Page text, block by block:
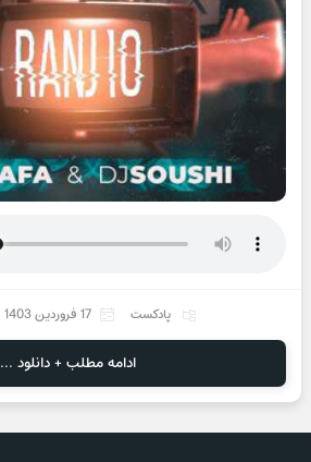
پادکست 17 فروردین 1403
ادامه مطلب + دانلود ...